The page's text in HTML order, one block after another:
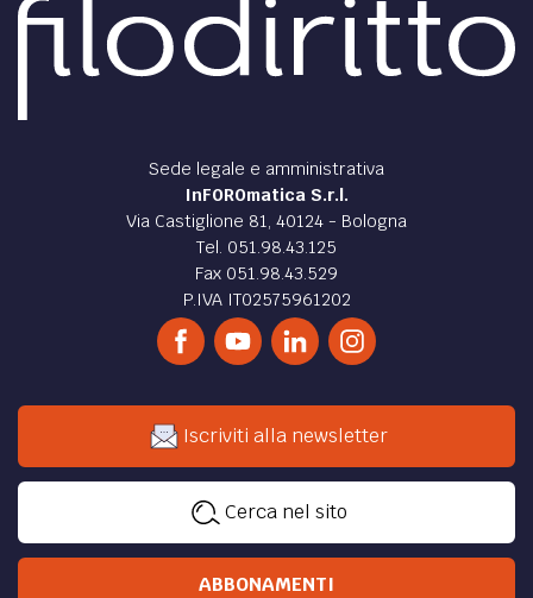
Sede legale e amministrativa
InFOROmatica S.r.l.
Via Castiglione 81, 40124 - Bologna
Tel. 051.98.43.125
Fax 051.98.43.529
P.IVA IT02575961202
Iscriviti alla newsletter
Cerca nel sito
ABBONAMENTI